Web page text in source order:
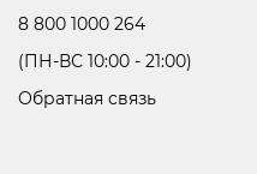
8 800 1000 264
(ПН-ВС 10:00 - 21:00)
Обратная связь